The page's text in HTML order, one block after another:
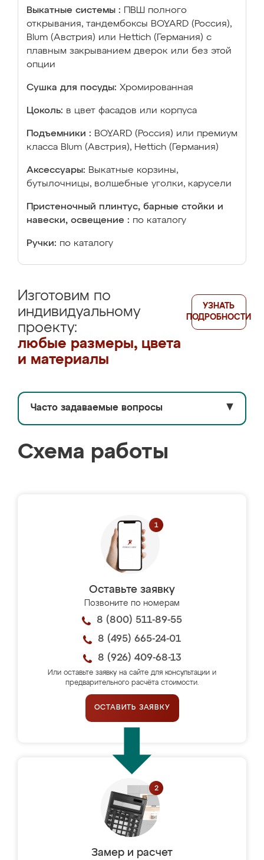
Выкатные системы :
ПВШ полного
открывания, тандембоксы BOYARD (Россия),
Blum (Австрия) или Hettich (Германия) с
плавным закрыванием дверок или без этой
опции
Сушка для посуды: Хромированная
Цоколь: в цвет фасадов или корпуса
Подъемники : BOYARD (Россия) или премиум
класса Blum (Австрия), Hettich (Германия)
Аксессуары: Выкатные корзины,
бутылочницы, волшебные уголки, карусели
Пристеночный плинтус, барные стойки и
навески, освещение : по каталогу
Ручки: по каталогу
Изготовим по
индивидуальному
проекту:
любые размеры, цвета
и материалы
УЗНАТЬ
ПОДРОБНОСТИ
Часто задаваемые вопросы ▼
Схема работы
Оставьте заявку
Позвоните по номерам
8 (800) 511-89-55
8 (495) 665-24-01
8 (926) 409-68-13
Или оставьте заявку на сайте для консультации и
предварительного расчёта стоимости.
ОСТАВИТЬ ЗАЯВКУ
Замер и расчет